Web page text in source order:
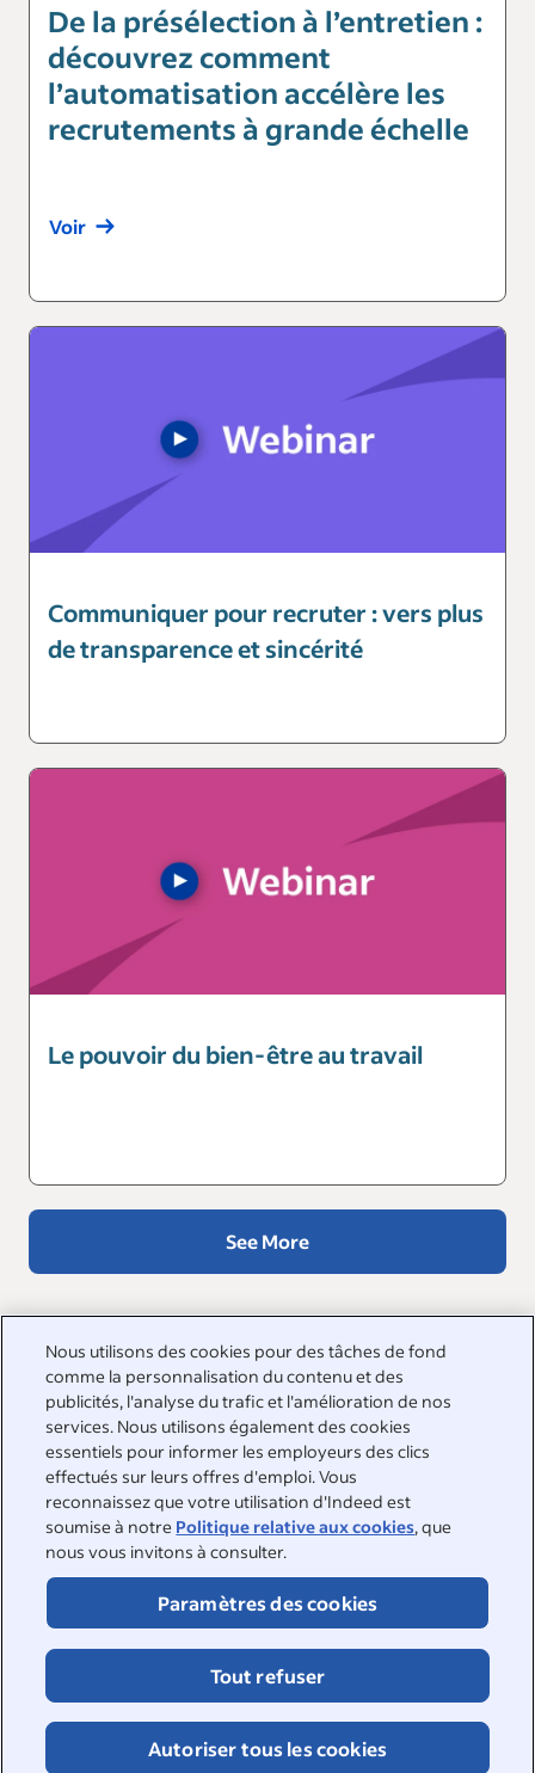
Nous utilisons des cookies pour des tâches de fond
comme la personnalisation du contenu et des
publicités, l'analyse du trafic et l'amélioration de nos
services. Nous utilisons également des cookies
essentiels pour informer les employeurs des clics
effectués sur leurs offres d'emploi. Vous
reconnaissez que votre utilisation d'Indeed est
soumise à notre Politique relative aux cookies, que
nous vous invitons à consulter.
Paramètres des cookies
Tout refuser
Autoriser tous les cookies
De la présélection à l’entretien :
découvrez comment
l’automatisation accélère les
recrutements à grande échelle
Voir
Communiquer pour recruter : vers plus
de transparence et sincérité
Le pouvoir du bien-être au travail
See More
Nous sommes à vos côtés
Pour obtenir des réponses aux questions les plus courantes,
consultez notre centre d'aide ou contactez-nous
directement.
Centre d'aide
Contacter l'assistance
2026